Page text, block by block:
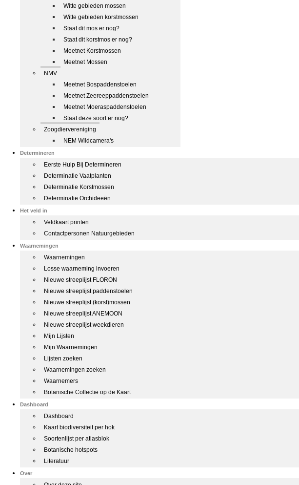
Witte gebieden mossen
Witte gebieden korstmossen
Staat dit mos er nog?
Staat dit korstmos er nog?
Meetnet Korstmossen
Meetnet Mossen
NMV
Meetnet Bospaddenstoelen
Meetnet Zeereeppaddenstoelen
Meetnet Moeraspaddenstoelen
Staat deze soort er nog?
Zoogdiervereniging
NEM Wildcamera's
Determineren
Eerste Hulp Bij Determineren
Determinatie Vaatplanten
Determinatie Korstmossen
Determinatie Orchideeën
Het veld in
Veldkaart printen
Contactpersonen Natuurgebieden
Waarnemingen
Waarnemingen
Losse waarneming invoeren
Nieuwe streeplijst FLORON
Nieuwe streeplijst paddenstoelen
Nieuwe streeplijst (korst)mossen
Nieuwe streeplijst ANEMOON
Nieuwe streeplijst weekdieren
Mijn Lijsten
Mijn Waarnemingen
Lijsten zoeken
Waarnemingen zoeken
Waarnemers
Botanische Collectie op de Kaart
Dashboard
Dashboard
Kaart biodiversiteit per hok
Soortenlijst per atlasblok
Botanische hotspots
Literatuur
Over